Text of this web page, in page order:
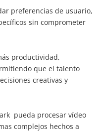
preferencias de usuario,
sin comprometer
productividad,
que el talento
creativas y
pueda procesar vídeo
complejos hechos a